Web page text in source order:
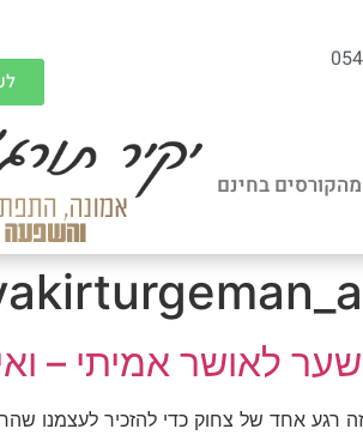
בחינם
לאושר אמיתי –
רגע אחד של צחוק כדי להזכיר לעצמנו